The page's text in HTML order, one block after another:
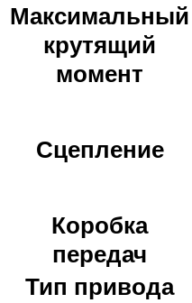
Максимальный
крутящий
момент
Сцепление
Коробка
передач
Тип привода